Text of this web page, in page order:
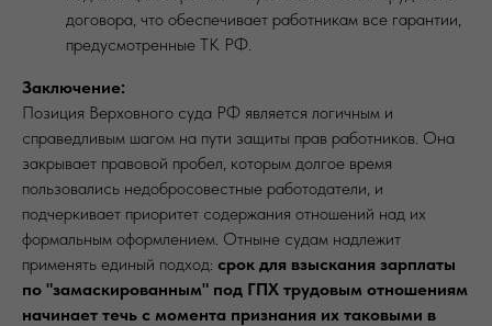
договора, что обеспечивает работникам все гарантии,
предусмотренные ТК РФ.
Заключение:
Позиция Верховного суда РФ является логичным и
справедливым шагом на пути защиты прав работников. Она
закрывает правовой пробел, которым долгое время
пользовались недобросовестные работодатели, и
подчеркивает приоритет содержания отношений над их
формальным оформлением. Отныне судам надлежит
применять единый подход: срок для взыскания зарплаты
по "замаскированным" под ГПХ трудовым отношениям
начинает течь с момента признания их таковыми в